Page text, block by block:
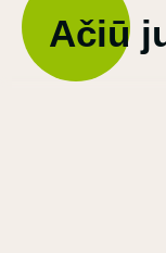
Ačiū